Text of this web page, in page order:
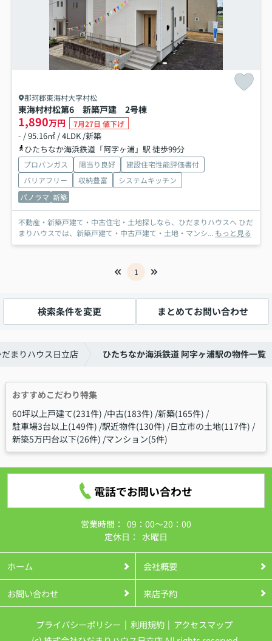
那珂郡東海村大字村松
東海村村松第6 新築戸建 2号棟
1,890万円 7月27日 値下げ
- / 95.16㎡ / 4LDK /新築
ひたちなか海浜鉄道「阿字ヶ浦」駅 徒歩99分
プロパンガス 陽当り良好
建設住宅性能評価書付
バリアフリー
収納豊富
システムキッチン
パノラマ 新築
不動産・新築戸建て・中古住宅・土地探しなら、ひだまりハウスへ ひだ
まりハウスでは、新築戸建て・中古戸建て・土地・マンシ... もっと見る
1
検索条件を変更 まとめてお問い合わせ
まりハウス日立店 ひたちなか海浜鉄道 阿字ヶ浦駅の物件一覧
おすすめこだわり特集
60坪以上戸建て(231件) 中古(183件) 新築(165件)
駐車場3台以上(149件) 駅近物件(130件) 日立市の土地(117件)
新築5万円台以下(26件) マンション(5件)
電話でお問い合わせ
営業時間： 09：00～20：00
定休日： 水曜日
ホーム 会社概要
お問い合わせ 来店予約
プライバシーポリシー 利用規約
アクセスマップ